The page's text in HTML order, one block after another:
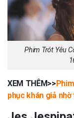
Phim Trót Yêu
XEM THÊM>>
phục khán giả